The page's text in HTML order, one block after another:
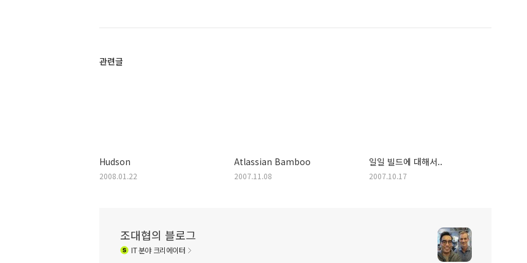
관련글
Hudson
2008.01.22
Atlassian Bamboo
2007.11.08
일일 빌드에 대해서..
2007.10.17
조대협의 블로그
IT분야 크리에이터